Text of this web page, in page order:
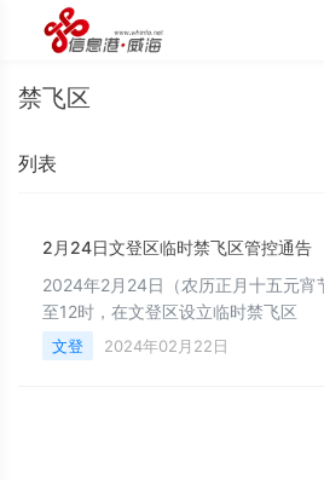
禁飞区
列表
2月24日文登区临时禁飞区管控通告
2024年2月24日（农历正月十五元宵
至12时，在文登区设立临时禁飞区
文登 2024年02月22日